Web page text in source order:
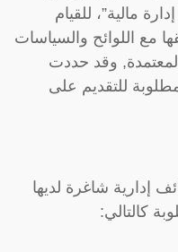
مالية”، للقيام
مع اللوائح والسياسات
المعتمدة, وقد حددت
للتقديم على
إدارية شاغرة لديها
كالتالي: